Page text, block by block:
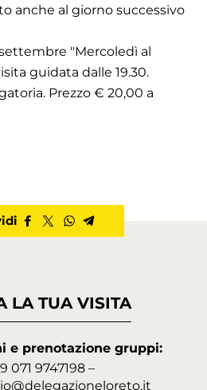
anche al giorno successivo
"Mercoledì al
guidata dalle 19.30.
Prezzo € 20,00 a
LA TUA VISITA
e prenotazione gruppi:
071 9747198 –